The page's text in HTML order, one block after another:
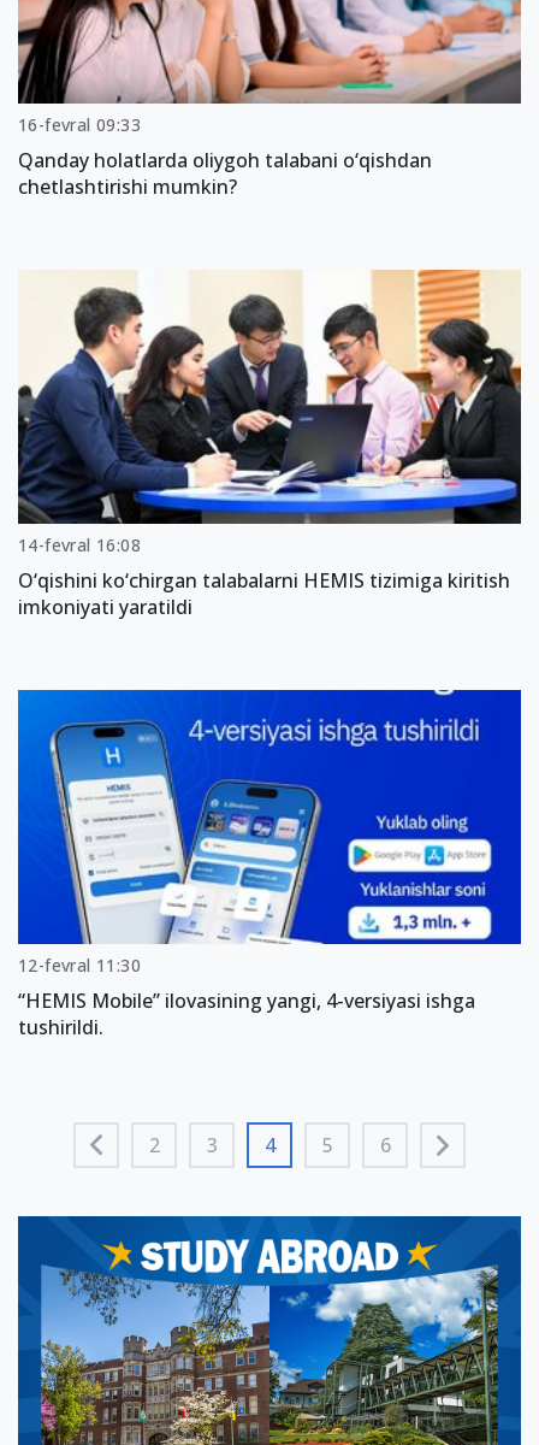
16-fevral 09:33
Qanday holatlarda oliygoh talabani o‘qishdan
chetlashtirishi mumkin?
14-fevral 16:08
O‘qishini ko‘chirgan talabalarni HEMIS tizimiga kiritish
imkoniyati yaratildi
12-fevral 11:30
“HEMIS Mobile” ilovasining yangi, 4-versiyasi ishga
tushirildi.
2 3 4 5 6